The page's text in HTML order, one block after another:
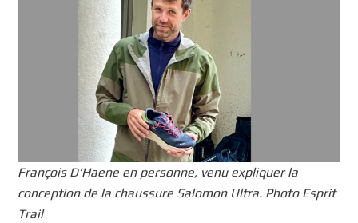
François D’Haene en personne, venu expliquer la
conception de la chaussure Salomon Ultra. Photo Esprit
Trail